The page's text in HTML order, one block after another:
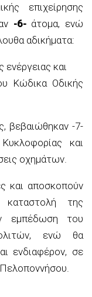
επιχείρησης
-6-άτομα, ενώ
αδικήματα:
ενέργειας και
Κώδικα Οδικής
βεβαιώθηκαν -7-
και
οχημάτων.
και αποσκοπούν
της
εμπέδωση του
ενώ θα
ενδιαφέρον, σε